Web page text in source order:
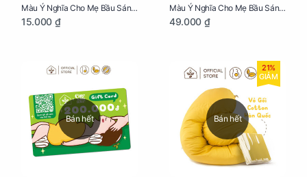
Màu Ý Nghĩa Cho Mẹ Bầu Sáng
Tạo, Thư Giãn Và Hạnh Phúc
15.000 ₫
Màu Ý Nghĩa Cho Mẹ Bầu Sáng
Tạo, Thư Giãn Và Hạnh Phúc
49.000 ₫
Bán hết Bán hết
21%
GIẢM